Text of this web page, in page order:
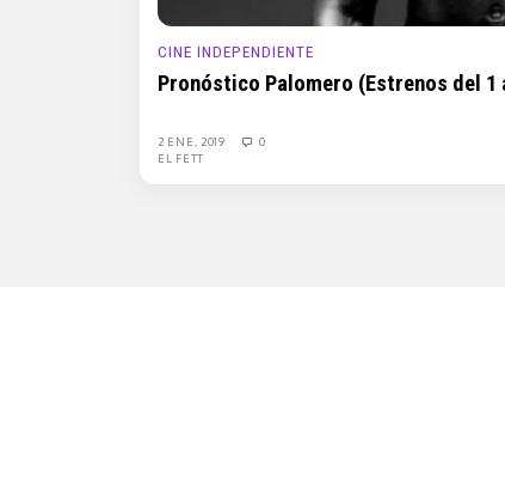
CINE INDEPENDIENTE
Pronóstico Palomero (Estrenos del 1
2 ENE, 2019
0
EL FETT